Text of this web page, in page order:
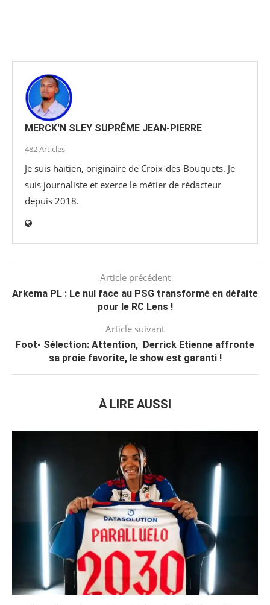
MERCK'N SLEY SUPRÊME JEAN-PIERRE
482 Articles
Je suis haïtien, originaire de Croix-des-Bouquets. Je
suis journaliste et exerce le métier de rédacteur
depuis 2018.
Article précédent
Arkema PL : Le nul face au PSG transformé en défaite
pour le RC Lens !
Article suivant
Foot- Sélection: Attention, Derrick Etienne affronte
sa proie favorite, le show est garanti !
À LIRE AUSSI